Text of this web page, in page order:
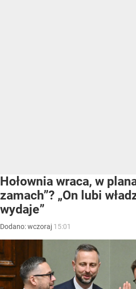
Hołownia wraca, w
zamach”? „On lubi
wydaje”
Dodano:wczoraj 15:01